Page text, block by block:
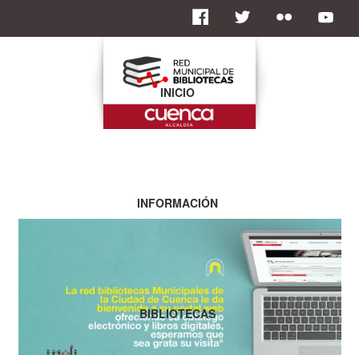
INICIO
INFORMACIÓN
BIBLIOTECAS